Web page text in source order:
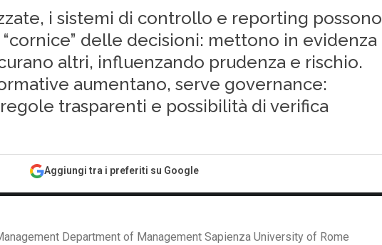
i sistemi di controllo e reporting possono
delle decisioni: mettono in evidenza
altri, influenzando prudenza e rischio.
aumentano, serve governance:
trasparenti e possibilità di verifica
Aggiungi tra i preferiti su Google
Department of Management Sapienza University of Rome